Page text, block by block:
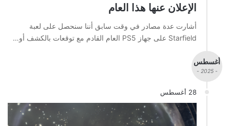
الإعلان عنها هذا العام
أشارت عدة مصادر في وقت سابق أننا سنحصل على لعبة
Starfield على جهاز PS5 العام القادم مع توقعات بالكشف أو…
أغسطس
- 2025 -
28 أغسطس